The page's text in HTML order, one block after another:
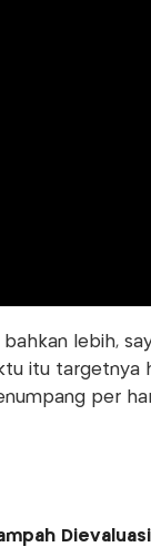
lebih,
itu targetnya
per